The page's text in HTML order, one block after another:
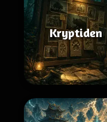
Kryptiden